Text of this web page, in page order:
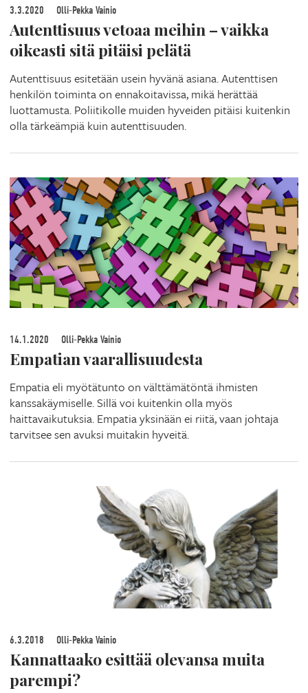
3.3.2020 Olli-Pekka Vainio
Autenttisuus vetoaa meihin – vaikka
oikeasti sitä pitäisi pelätä
Autenttisuus esitetään usein hyvänä asiana. Autenttisen
henkilön toiminta on ennakoitavissa, mikä herättää
luottamusta. Poliitikolle muiden hyveiden pitäisi kuitenkin
olla tärkeämpiä kuin autenttisuuden.
14.1.2020 Olli-Pekka Vainio
Empatian vaarallisuudesta
Empatia eli myötätunto on välttämätöntä ihmisten
kanssakäymiselle. Sillä voi kuitenkin olla myös
haittavaikutuksia. Empatia yksinään ei riitä, vaan johtaja
tarvitsee sen avuksi muitakin hyveitä.
6.3.2018 Olli-Pekka Vainio
Kannattaako esittää olevansa muita
parempi?